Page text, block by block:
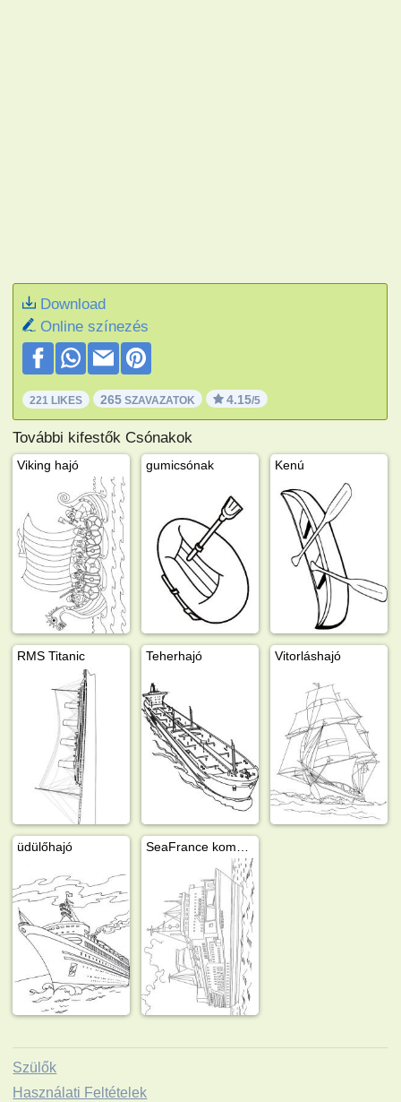
Download
Online színezés
221 LIKES 265 SZAVAZATOK 4.15/5
További kifestők Csónakok
Viking hajó gumicsónak Kenú
RMS Titanic Teherhajó Vitorláshajó
üdülőhajó
Szülők
Használati Feltételek